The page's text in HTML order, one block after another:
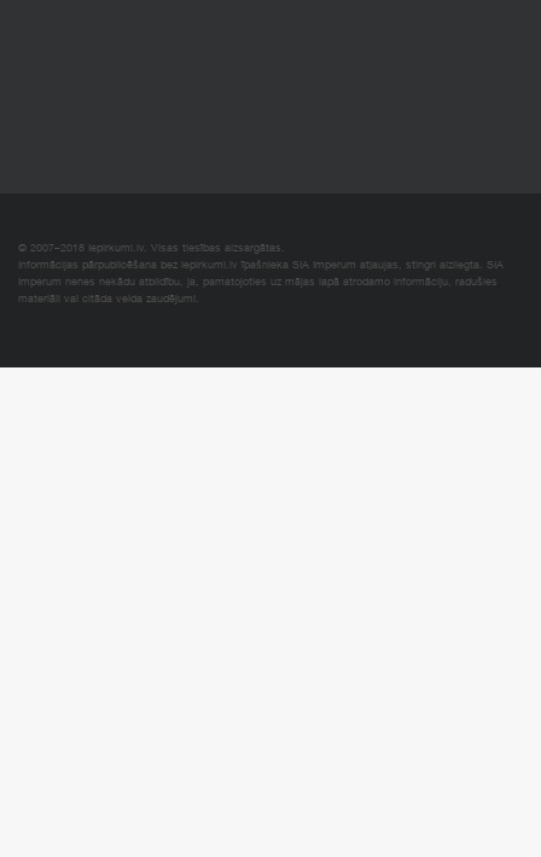
© 2007–2018 Iepirkumi.lv. Visas tiesības aizsargātas.
Informācijas pārpublicēšana bez iepirkumi.lv īpašnieka SIA Imperum atļaujas, stingri aizliegta. SIA
Imperum nenes nekādu atbildību, ja, pamatojoties uz mājas lapā atrodamo informāciju, radušies
materiāli vai citāda veida zaudējumi.